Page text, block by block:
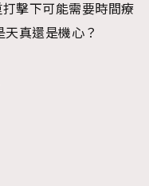
擊下可能需要時間療
真還是機心？